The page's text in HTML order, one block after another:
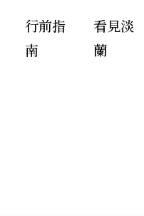
行前指
南
看見淡
蘭